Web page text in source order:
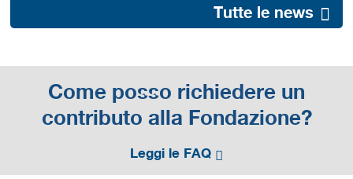
Tutte le news
Come posso richiedere un
contributo alla Fondazione?
Leggi le FAQ